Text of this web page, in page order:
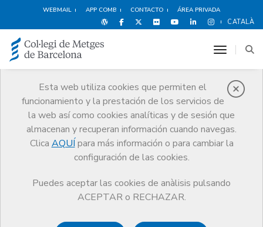
WEBMAIL APP COMB CONTACTO ÁREA PRIVADA
CATALÀ
Esta web utiliza cookies que permiten el
funcionamiento y la prestación de los servicios de
la web así como cookies analíticas y de sesión que
almacenan y recuperan información cuando navegas.
Clica AQUÍ para más información o para cambiar la
configuración de las cookies.
Puedes aceptar las cookies de anàlisis pulsando
ACEPTAR o RECHAZAR.
toggle
Obituarios
Comunicación Carmen Pérez Ballestero